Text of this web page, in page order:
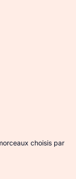
choisis par